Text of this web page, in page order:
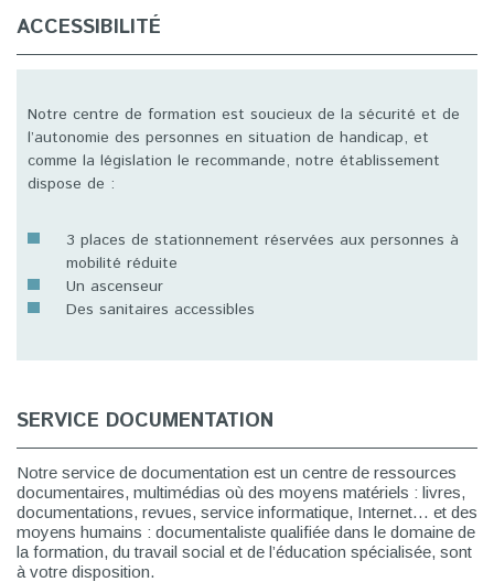
ACCESSIBILITÉ
Notre centre de formation est soucieux de la sécurité et de
l’autonomie des personnes en situation de handicap, et
comme la législation le recommande, notre établissement
dispose de :
3 places de stationnement réservées aux personnes à
mobilité réduite
Un ascenseur
Des sanitaires accessibles
SERVICE DOCUMENTATION
Notre service de documentation est un centre de ressources
documentaires, multimédias où des moyens matériels : livres,
documentations, revues, service informatique, Internet… et des
moyens humains : documentaliste qualifiée dans le domaine de
la formation, du travail social et de l’éducation spécialisée, sont
à votre disposition.